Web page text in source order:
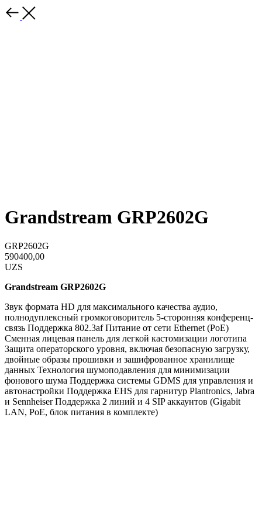
Grandstream GRP2602G
GRP2602G
590400,00
UZS
Grandstream GRP2602G
Звук формата HD для максимального качества аудио,
полнодуплексный громкоговоритель 5-сторонняя конференц-
связь Поддержка 802.3af Питание от сети Ethernet (PoE)
Сменная лицевая панель для легкой кастомизации логотипа
Защита операторского уровня, включая безопасную загрузку,
двойные образы прошивки и зашифрованное хранилище
данных Технология шумоподавления для минимизации
фонового шума Поддержка системы GDMS для управления и
автонастройки Поддержка EHS для гарнитур Plantronics, Jabra
и Sennheiser Поддержка 2 линий и 4 SIP аккаунтов (Gigabit
LAN, PoE, блок питания в комплекте)